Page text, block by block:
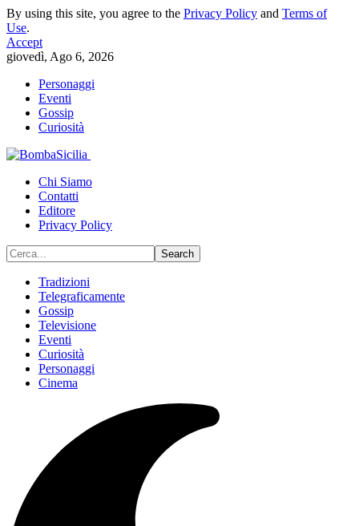
By using this site, you agree to the Privacy Policy and Terms of
Use.
Accept
giovedì, Ago 6, 2026
Personaggi
Eventi
Gossip
Curiosità
Chi Siamo
Contatti
Editore
Privacy Policy
Tradizioni
Telegraficamente
Gossip
Televisione
Eventi
Curiosità
Personaggi
Cinema